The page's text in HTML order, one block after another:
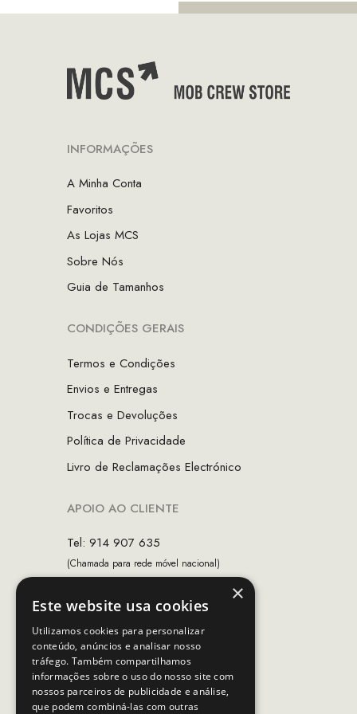
INFORMAÇÕES
A Minha Conta
Favoritos
As Lojas MCS
Sobre Nós
Guia de Tamanhos
CONDIÇÕES GERAIS
Termos e Condições
Envios e Entregas
Trocas e Devoluções
Política de Privacidade
Livro de Reclamações Electrónico
APOIO AO CLIENTE
Tel: 914 907 635
(Chamada para rede móvel nacional)
Horário de contacto:
Dias úteis das 10h as 19h
SEGUE-NOS
×
Este website usa cookies
Utilizamos cookies para personalizar
conteúdo, anúncios e analisar nosso
tráfego. Também compartilhamos
informações sobre o uso do nosso site com
nossos parceiros de publicidade e análise,
que podem combiná-las com outras